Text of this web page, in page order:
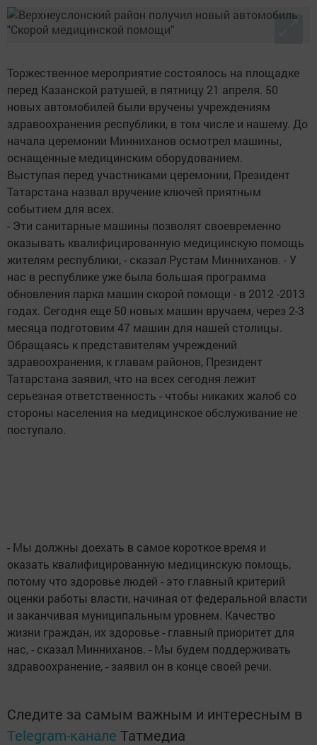
Торжественное мероприятие состоялось на площадке
перед Казанской ратушей, в пятницу 21 апреля. 50
новых автомобилей были вручены учреждениям
здравоохранения республики, в том числе и нашему. До
начала церемонии Минниханов осмотрел машины,
оснащенные медицинским оборудованием.
Выступая перед участниками церемонии, Президент
Татарстана назвал вручение ключей приятным
событием для всех.
- Эти санитарные машины позволят своевременно
оказывать квалифицированную медицинскую помощь
жителям республики, - сказал Рустам Минниханов. - У
нас в республике уже была большая программа
обновления парка машин скорой помощи - в 2012 -2013
годах. Сегодня еще 50 новых машин вручаем, через 2-3
месяца подготовим 47 машин для нашей столицы.
Обращаясь к представителям учреждений
здравоохранения, к главам районов, Президент
Татарстана заявил, что на всех сегодня лежит
серьезная ответственность - чтобы никаких жалоб со
стороны населения на медицинское обслуживание не
поступало.
- Мы должны доехать в самое короткое время и
оказать квалифицированную медицинскую помощь,
потому что здоровье людей - это главный критерий
оценки работы власти, начиная от федеральной власти
и заканчивая муниципальным уровнем. Качество
жизни граждан, их здоровье - главный приоритет для
нас, - сказал Минниханов. - Мы будем поддерживать
здравоохранение, - заявил он в конце своей речи.
Следите за самым важным и интересным в
Telegram-канале Татмедиа